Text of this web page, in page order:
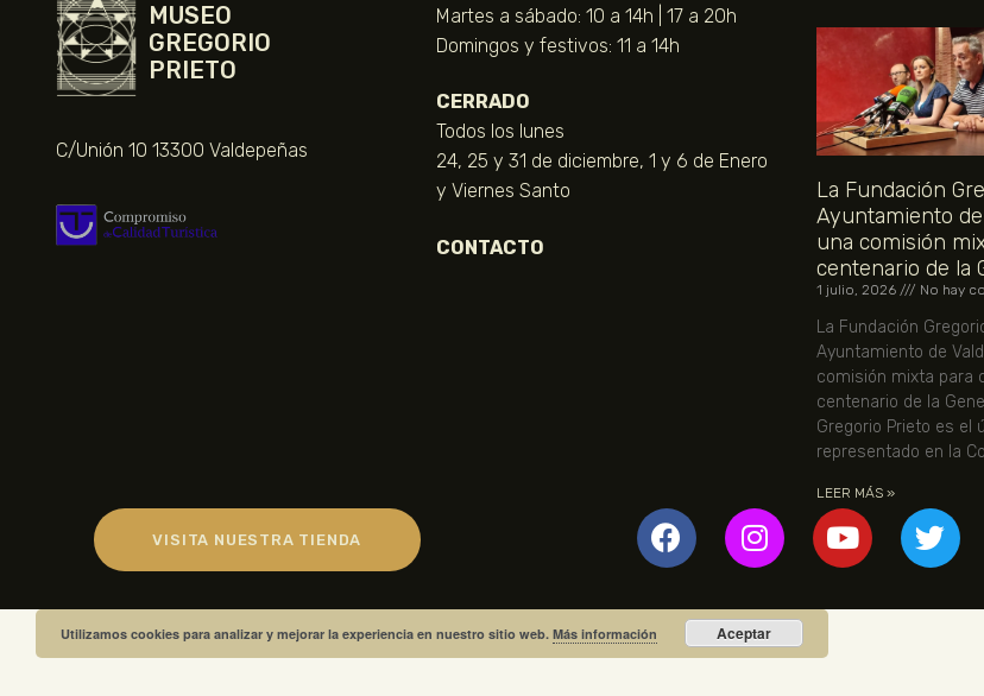
MUSEO
GREGORIO
PRIETO
C/Unión 10 13300 Valdepeñas
Martes a sábado: 10 a 14h | 17 a 20h
Domingos y festivos: 11 a 14h
CERRADO
Todos los lunes
24, 25 y 31 de diciembre, 1 y 6 de Enero
y Viernes Santo
CONTACTO
La Fundación
Ayuntamiento
una comisión
centenario de la
1 julio, 2026 No hay
La Fundación
Ayuntamiento de
comisión mixta para
centenario de la
Gregorio Prieto es el
representado en la
LEER MÁS »
VISITA NUESTRA TIENDA
Utilizamos cookies para analizar y mejorar la experiencia en nuestro sitio web. Más información Aceptar